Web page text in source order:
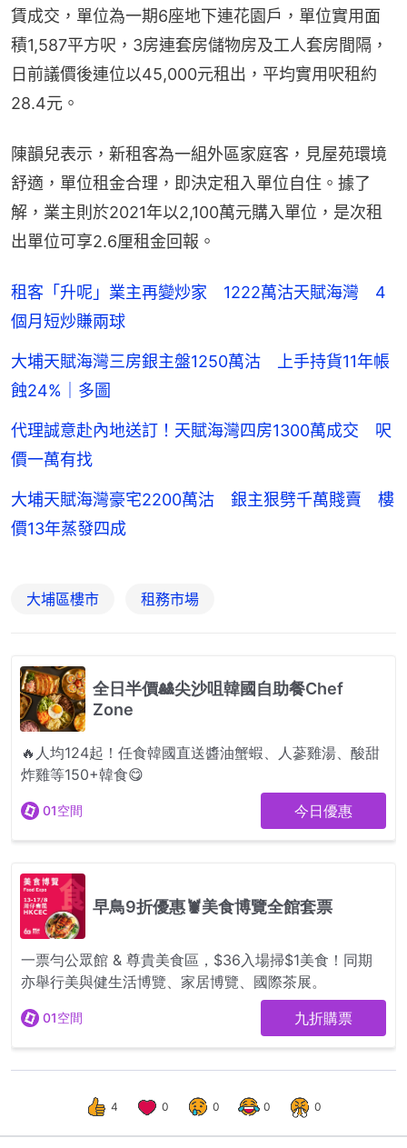
賃成交，單位為一期6座地下連花園戶，單位實用面
積1,587平方呎，3房連套房儲物房及工人套房間隔，
日前議價後連位以45,000元租出，平均實用呎租約
28.4元。
陳韻兒表示，新租客為一組外區家庭客，見屋苑環境
舒適，單位租金合理，即決定租入單位自住。據了
解，業主則於2021年以2,100萬元購入單位，是次租
出單位可享2.6厘租金回報。
租客「升呢」業主再變炒家 1222萬沽天賦海灣 4
個月短炒賺兩球
大埔天賦海灣三房銀主盤1250萬沽 上手持貨11年帳
蝕24%｜多圖
代理誠意赴內地送訂！天賦海灣四房1300萬成交 呎
價一萬有找
大埔天賦海灣豪宅2200萬沽 銀主狠劈千萬賤賣 樓
價13年蒸發四成
大埔區樓市 租務市場
4 0 0 0 0